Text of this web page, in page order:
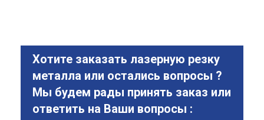
Хотите заказать лазерную резку
металла или остались вопросы ?
Мы будем рады принять заказ или
ответить на Ваши вопросы :